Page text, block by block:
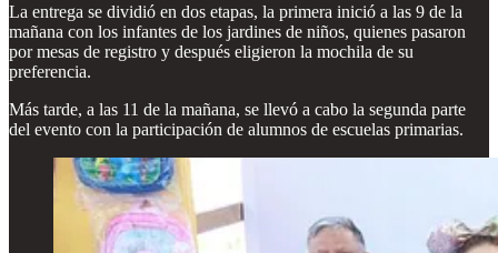
La entrega se dividió en dos etapas, la primera inició a las 9 de la
mañana con los infantes de los jardines de niños, quienes pasaron
por mesas de registro y después eligieron la mochila de su
preferencia.
Más tarde, a las 11 de la mañana, se llevó a cabo la segunda parte
del evento con la participación de alumnos de escuelas primarias.